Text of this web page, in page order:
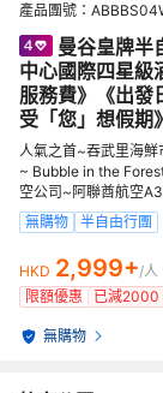
產品團號：
曼谷皇牌半
中心國際四星級
服務費》《出發
受「您」想假期》
人氣之首~吞武里海
~ Bubble in the
空公司~阿聯酋航空
無購物
半自由行團
HKD 2,999+/人
限額優惠
已減2000
無購物